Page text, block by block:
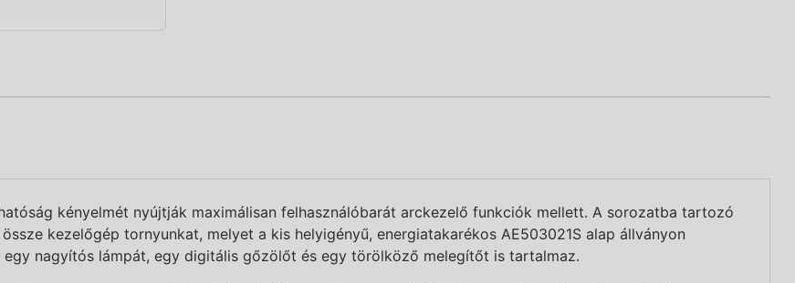
kényelmét nyújtják maximálisan felhasználóbarát arckezelő funkciók mellett. A sorozatba tartozó
kezelőgép tornyunkat, melyet a kis helyigényű, energiatakarékos AE503021S alap állványon
nagyítós lámpát, egy digitális gőzölőt és egy törölköző melegítőt is tartalmaz.